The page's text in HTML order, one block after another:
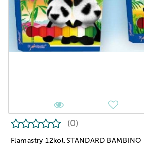
Flamastry 12kol.STANDARD
(0)